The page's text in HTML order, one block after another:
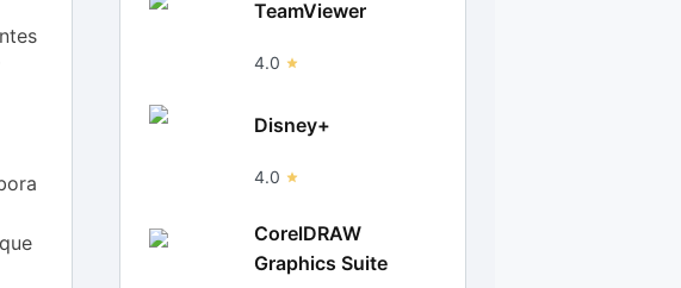
TeamViewer
4.0
Disney+
4.0
CorelDRAW
Graphics Suite